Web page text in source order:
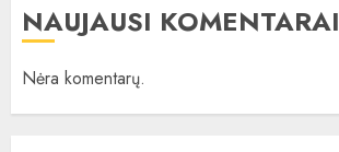
NAUJAUSI KOMENTARAI
Nėra komentarų.